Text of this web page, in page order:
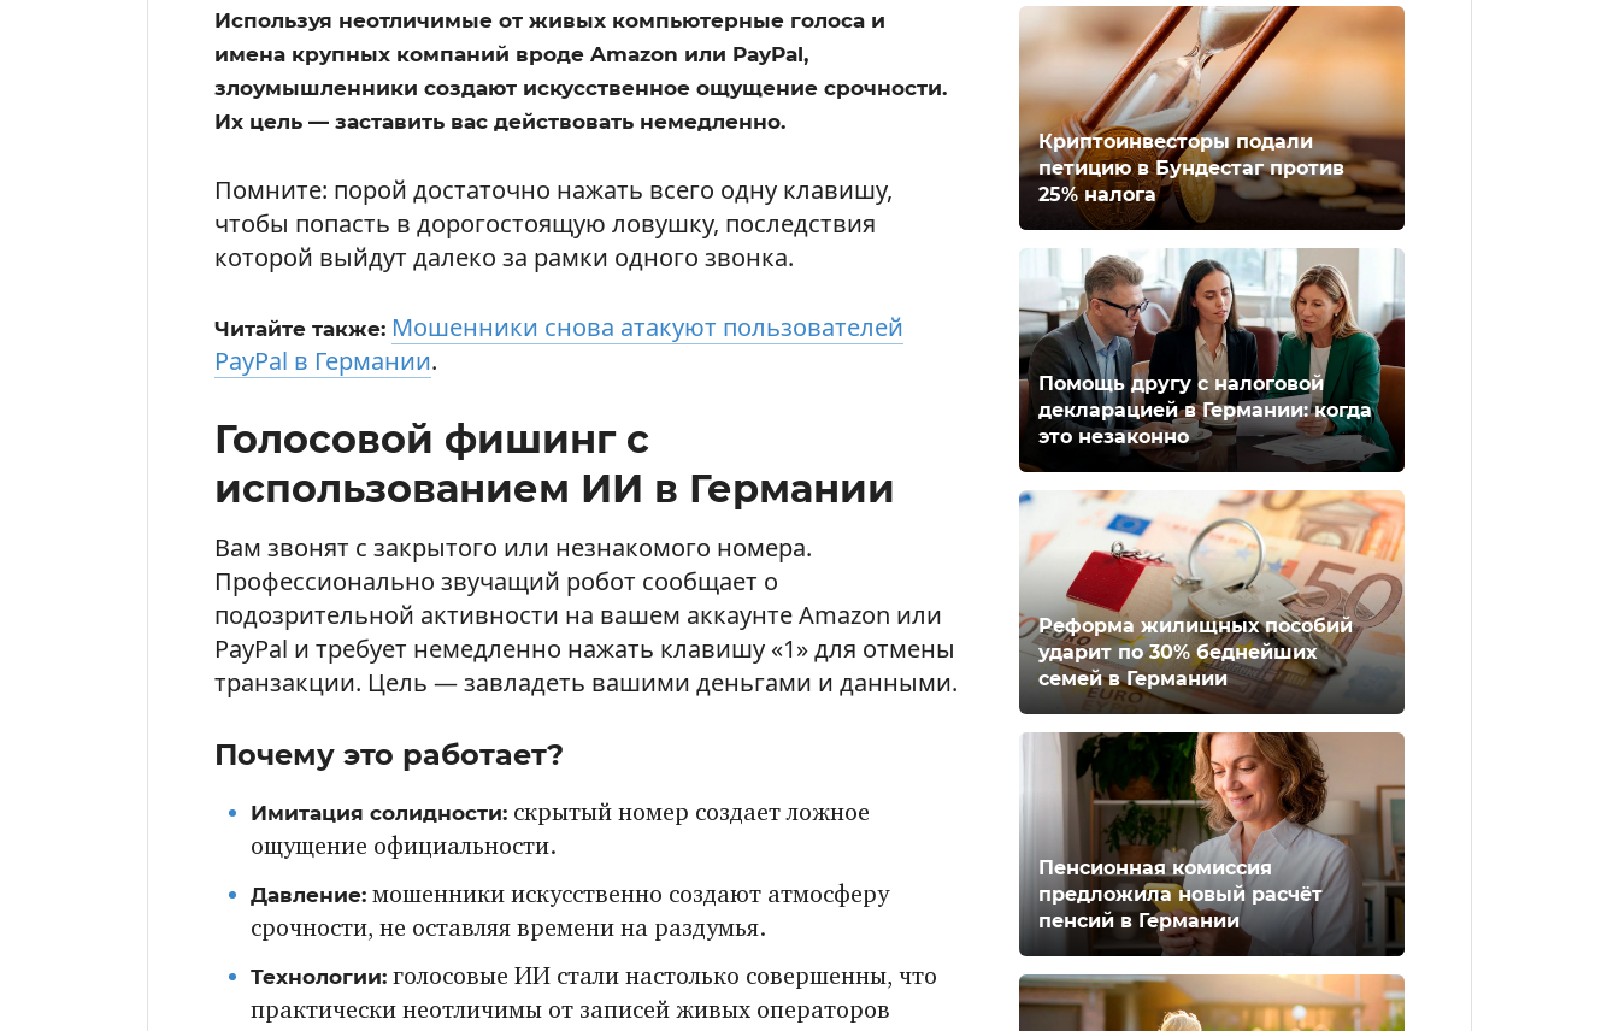
Используя неотличимые от живых компьютерные голоса и
имена крупных компаний вроде Amazon или PayPal,
злоумышленники создают искусственное ощущение срочности.
Их цель — заставить вас действовать немедленно.
Помните: порой достаточно нажать всего одну клавишу,
чтобы попасть в дорогостоящую ловушку, последствия
которой выйдут далеко за рамки одного звонка.
Читайте также: Мошенники снова атакуют пользователей
PayPal в Германии.
Голосовой фишинг с
использованием ИИ в Германии
Вам звонят с закрытого или незнакомого номера.
Профессионально звучащий робот сообщает о
подозрительной активности на вашем аккаунте Amazon или
PayPal и требует немедленно нажать клавишу «1» для отмены
транзакции. Цель — завладеть вашими деньгами и данными.
Почему это работает?
Имитация солидности: скрытый номер создает ложное
ощущение официальности.
Давление: мошенники искусственно создают атмосферу
срочности, не оставляя времени на раздумья.
Технологии: голосовые ИИ стали настолько совершенны, что
практически неотличимы от записей живых операторов
Криптоинвесторы подали
петицию в Бундестаг против
25% налога
Помощь другу с налоговой
декларацией в Германии: когда
это незаконно
Реформа жилищных пособий
ударит по 30% беднейших
семей в Германии
Пенсионная комиссия
предложила новый расчёт
пенсий в Германии